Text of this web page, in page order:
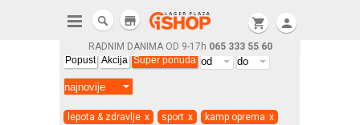
RADNIM DANIMA OD 9-17h 065 333 55 60
shopping_cart person
store
Popust Akcija Super ponuda
lepota & zdravlje x sport x kamp oprema x